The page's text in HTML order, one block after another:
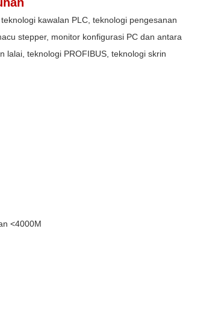
kawalan PLC, teknologi pengesanan
stepper, monitor konfigurasi PC dan antara
lalai, teknologi PROFIBUS, teknologi skrin
<4000M